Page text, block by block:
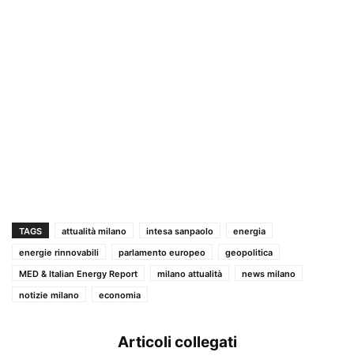
TAGS attualità milano intesa sanpaolo
energia
energie rinnovabili
parlamento europeo
geopolitica
MED & Italian Energy Report
milano attualità
news milano
notizie milano
economia
Articoli collegati